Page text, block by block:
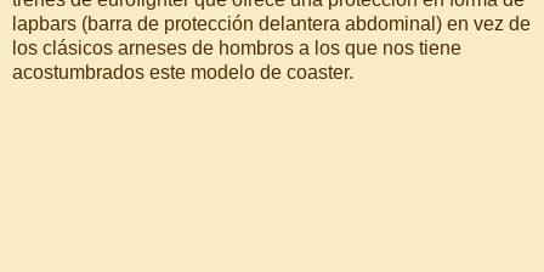
lapbars (barra de protección delantera abdominal) en vez de
los clásicos arneses de hombros a los que nos tiene
acostumbrados este modelo de coaster.